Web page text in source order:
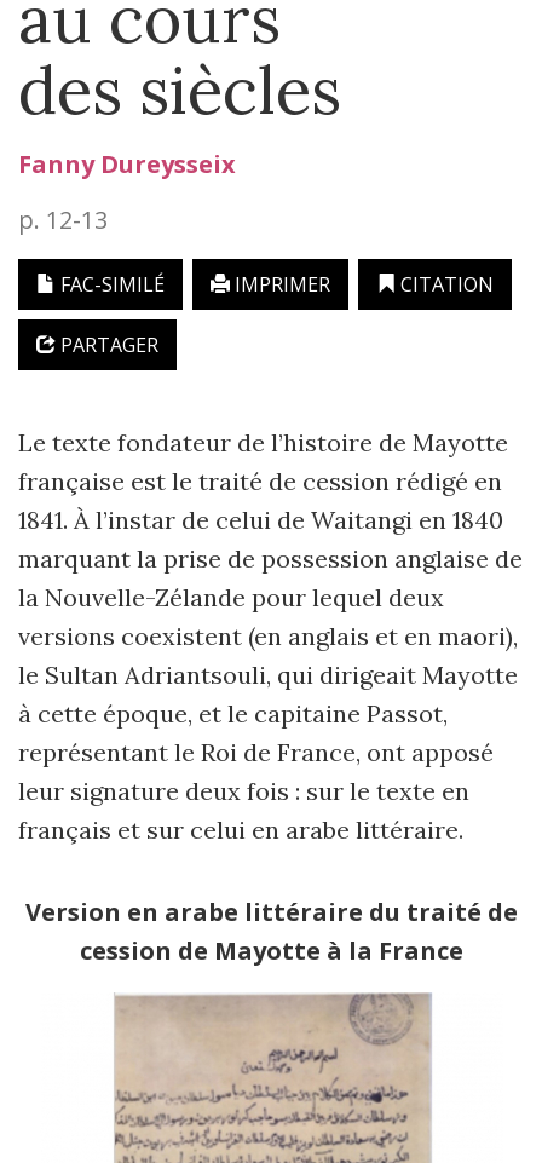
au cours
des siècles
Fanny Dureysseix
p. 12-13
FAC-SIMILÉ IMPRIMER CITATION
PARTAGER
Le texte fondateur de l’histoire de Mayotte
française est le traité de cession rédigé en
1841. À l’instar de celui de Waitangi en 1840
marquant la prise de possession anglaise de
la Nouvelle-Zélande pour lequel deux
versions coexistent (en anglais et en maori),
le Sultan Adriantsouli, qui dirigeait Mayotte
à cette époque, et le capitaine Passot,
représentant le Roi de France, ont apposé
leur signature deux fois : sur le texte en
français et sur celui en arabe littéraire.
Version en arabe littéraire du traité de
cession de Mayotte à la France